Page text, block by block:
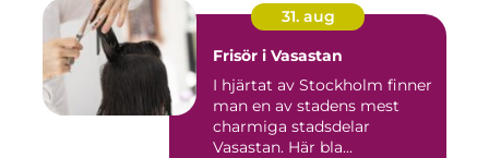
31. aug
Frisör i Vasastan
I hjärtat av Stockholm finner
man en av stadens mest
charmiga stadsdelar
Vasastan. Här bla...